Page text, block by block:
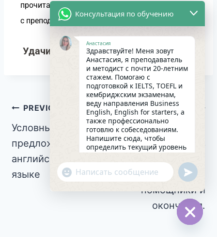
прочитать в
с преподавателем
Анастасией Валяевой
Удачи в изучении английского языка!
PREVIOUS
Условные
предложения в
английском
языке
NEXT
Формулы всех
времен в
языке,
помощники и
окончания.
Консультация по обучению
Анастасия
Здравствуйте! Меня зовут
Анастасия, я преподаватель
и методист с почти 20-летним
стажем. Помогаю с
подготовкой к IELTS, TOEFL и
кембриджским экзаменам,
веду направления Business
English, English for starters, а
также профессионально
готовлю к собеседованиям.
Напишите сюда, чтобы
определить текущий уровень
английского и составить
индивидуальный план
занятий. Какова главная цель
в изучении языка на
сегодняшний день?
"+chaty_settings.lang.emoji_picker+"
WhatsApp